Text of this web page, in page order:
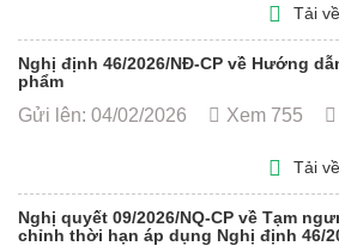
Tải về
Nghị định 46/2026/NĐ-CP về Hướng
phẩm
Gửi lên: 04/02/2026 Xem 755
Tải về
Nghị quyết 09/2026/NQ-CP về Tạm
chỉnh thời hạn áp dụng Nghị định 46/